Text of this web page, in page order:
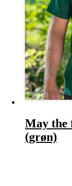
May the
(grøn)